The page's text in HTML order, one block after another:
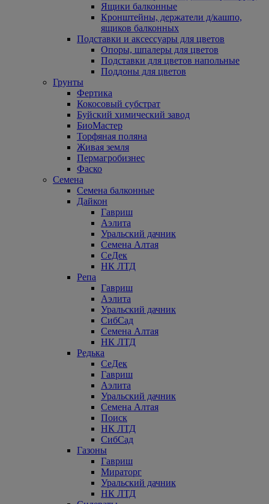
Ящики балконные
Кронштейны, держатели д/кашпо,
ящиков балконных
Подставки и аксессуары для цветов
Опоры, шпалеры для цветов
Подставки для цветов напольные
Поддоны для цветов
Грунты
Фертика
Кокосовый субстрат
Буйский химический завод
БиоМастер
Торфяная поляна
Живая земля
Пермагробизнес
Фаско
Семена
Семена балконные
Дайкон
Гавриш
Аэлита
Уральский дачник
Семена Алтая
СеДек
НК ЛТД
Репа
Гавриш
Аэлита
Уральский дачник
СибСад
Семена Алтая
НК ЛТД
Редька
СеДек
Гавриш
Аэлита
Уральский дачник
Семена Алтая
Поиск
НК ЛТД
СибСад
Газоны
Гавриш
Мираторг
Уральский дачник
НК ЛТД